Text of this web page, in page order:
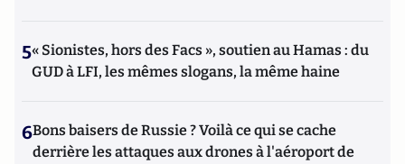
5« Sionistes, hors des Facs », soutien au Hamas : du
GUD à LFI, les mêmes slogans, la même haine
6Bons baisers de Russie ? Voilà ce qui se cache
derrière les attaques aux drones à l'aéroport de